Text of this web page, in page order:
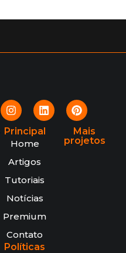
Principal
Home
Artigos
Tutoriais
Notícias
Premium
Contato
Políticas
Mais
projetos